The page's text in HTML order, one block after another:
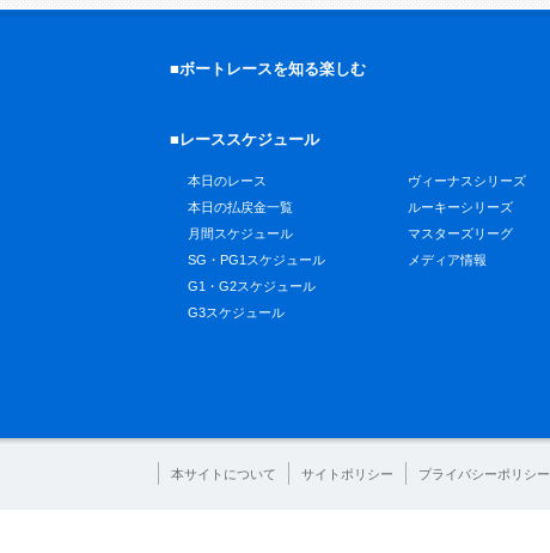
■ボートレースを知る楽しむ
■レーススケジュール
本日のレース
本日の払戻金一覧
月間スケジュール
SG・PG1スケジュール
G1・G2スケジュール
G3スケジュール
ヴィーナスシリーズ
ルーキーシリーズ
マスターズリーグ
メディア情報
本サイトについて サイトポリシー プライバシーポリシー